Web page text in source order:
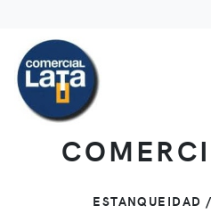
ESTANQUEIDAD